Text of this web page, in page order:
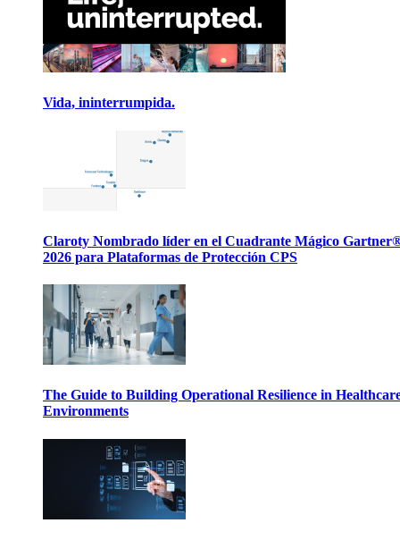
Vida, ininterrumpida.
Claroty Nombrado líder en el Cuadrante Mágico
2026 para Plataformas de Protección CPS
The Guide to Building Operational Resilience in
Environments